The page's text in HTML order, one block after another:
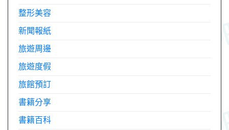
整形美容
新聞報紙
旅遊周邊
旅遊度假
旅館預訂
書籍分享
書籍百科